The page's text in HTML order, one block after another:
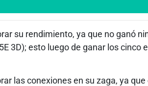
su rendimiento, ya que no ganó
3D); esto luego de ganar los cinco
las conexiones en su zaga, ya